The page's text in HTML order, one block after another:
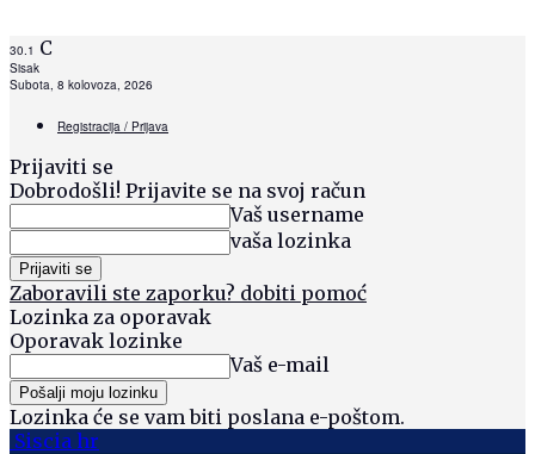
30.1 C
Sisak
Subota, 8 kolovoza, 2026
Registracija / Prijava
Prijaviti se
Dobrodošli! Prijavite se na svoj račun
Vaš username
vaša lozinka
Zaboravili ste zaporku? dobiti pomoć
Lozinka za oporavak
Oporavak lozinke
Vaš e-mail
Lozinka će se vam biti poslana e-poštom.
Siscia hr